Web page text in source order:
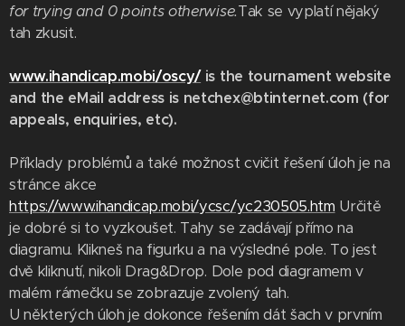
for trying and 0 points otherwise.Tak se vyplatí nějaký
tah zkusit.
www.ihandicap.mobi/oscy/is the tournament website
and the eMail address is netchex@btinternet.com (for
appeals, enquiries, etc).
Příklady problémů a také možnost cvičit řešení úloh je na
stránce akce
https://www.ihandicap.mobi/ycsc/yc230505.htm Určitě
je dobré si to vyzkoušet. Tahy se zadávají přímo na
diagramu. Klikneš na figurku a na výsledné pole. To jest
dvě kliknutí, nikoli Drag&Drop. Dole pod diagramem v
malém rámečku se zobrazuje zvolený tah.
U některých úloh je dokonce řešením dát šach v prvním